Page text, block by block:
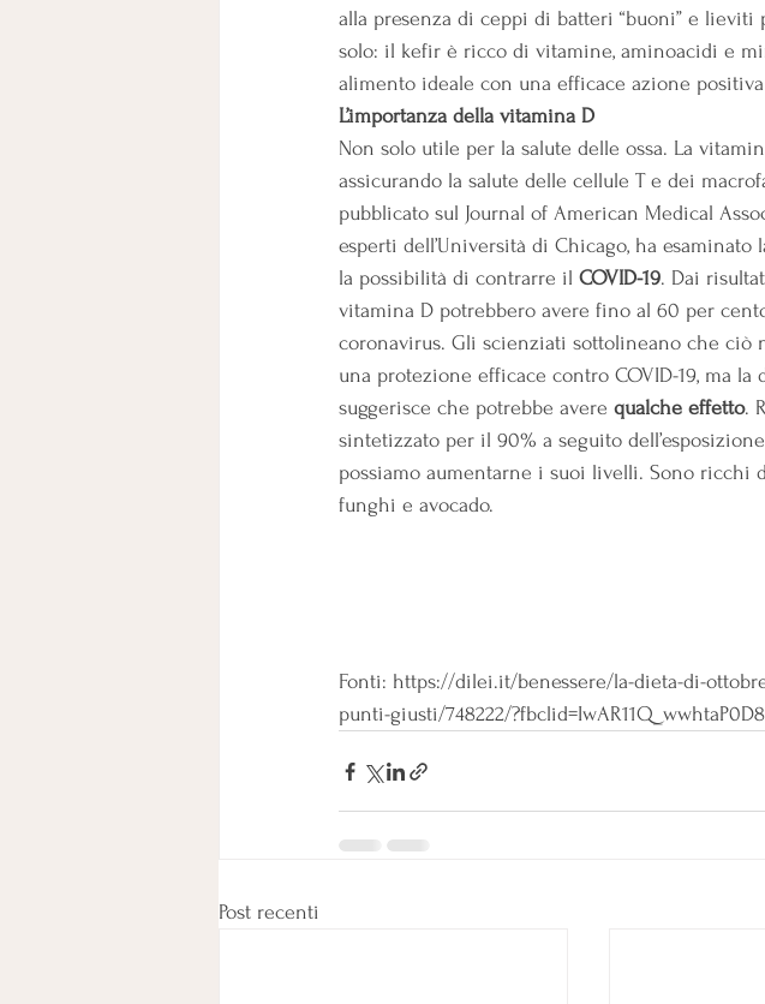
alla presenza di ceppi di batteri “buoni” e lieviti
solo: il kefir è ricco di vitamine, aminoacidi e
alimento ideale con una efficace azione
L’importanza della vitamina D
Non solo utile per la salute delle ossa. La
assicurando la salute delle cellule T e dei
pubblicato sul Journal of American Medical
esperti dell’Università di Chicago, ha
la possibilità di contrarre il COVID-19. Dai
vitamina D potrebbero avere fino al 60 per
coronavirus. Gli scienziati sottolineano che ciò
una protezione efficace contro COVID-19, ma
suggerisce che potrebbe avere qualche effetto.
sintetizzato per il 90% a seguito
possiamo aumentarne i suoi livelli. Sono ricchi
funghi e avocado.
Fonti: https://dilei.it/benessere/la-dieta-di-
punti-giusti/748222/
Post recenti